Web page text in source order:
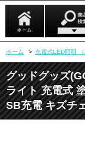
ホーム > 充電式LED照明
グッドグッズ
ライト 充電式
SB充電 キズチ